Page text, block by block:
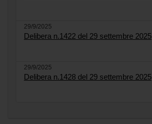
29/9/2025
Delibera n.1422 del 29 settembre 2025
29/9/2025
Delibera n.1428 del 29 settembre 2025